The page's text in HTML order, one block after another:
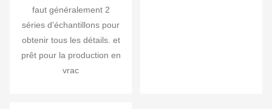
faut généralement 2
séries d'échantillons pour
obtenir tous les détails. et
prêt pour la production en
vrac